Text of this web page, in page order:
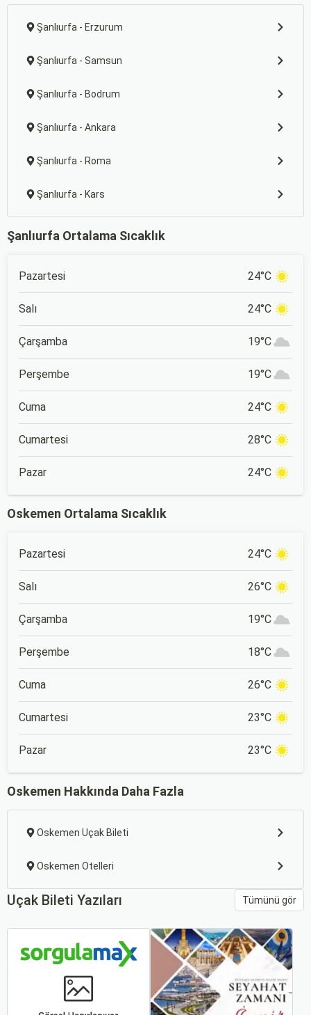
Şanlıurfa - Erzurum
Şanlıurfa - Samsun
Şanlıurfa - Bodrum
Şanlıurfa - Ankara
Şanlıurfa - Roma
Şanlıurfa - Kars
Şanlıurfa Ortalama Sıcaklık
Pazartesi 24°C
Salı 24°C
Çarşamba 19°C
Perşembe 19°C
Cuma 24°C
Cumartesi 28°C
Pazar 24°C
Oskemen Ortalama Sıcaklık
Pazartesi 24°C
Salı 26°C
Çarşamba 19°C
Perşembe 18°C
Cuma 26°C
Cumartesi 23°C
Pazar 23°C
Oskemen Hakkında Daha Fazla
Oskemen Uçak Bileti
Oskemen Otelleri
Uçak Bileti Yazıları Tümünü gör